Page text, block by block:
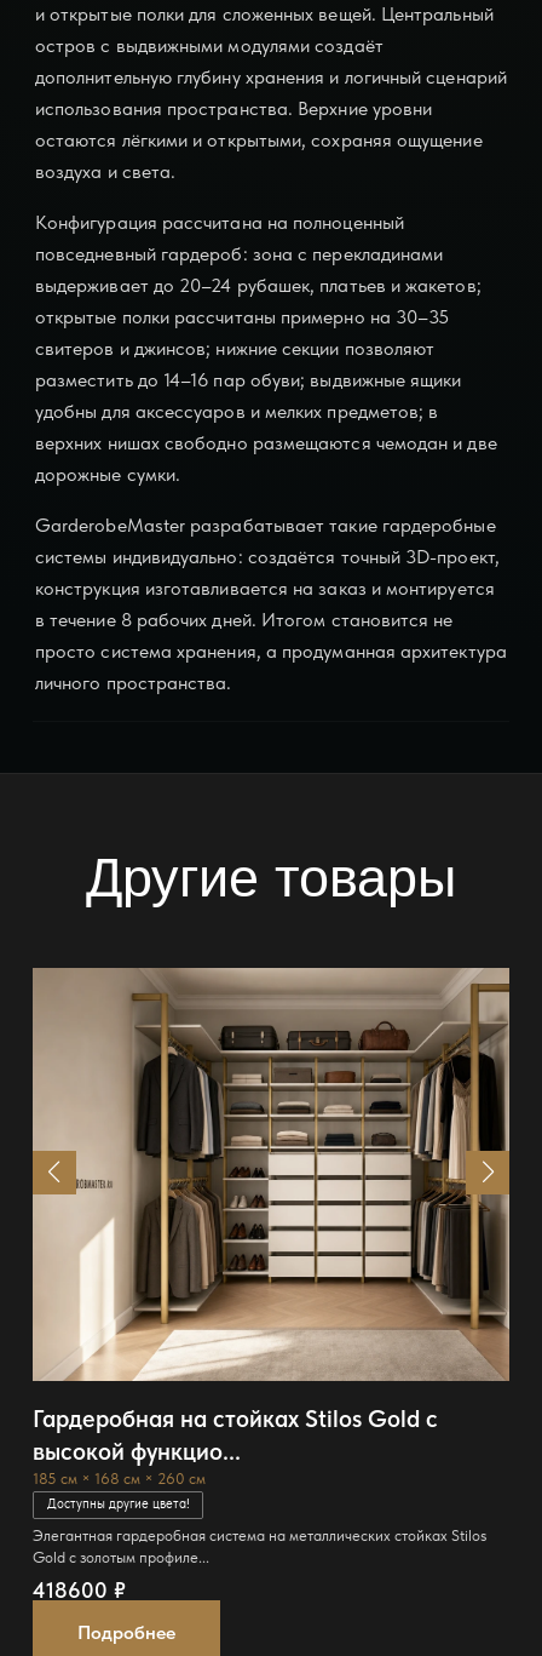
и открытые полки для сложенных вещей. Центральный
остров с выдвижными модулями создаёт
дополнительную глубину хранения и логичный сценарий
использования пространства. Верхние уровни
остаются лёгкими и открытыми, сохраняя ощущение
воздуха и света.
Конфигурация рассчитана на полноценный
повседневный гардероб: зона с перекладинами
выдерживает до 20–24 рубашек, платьев и жакетов;
открытые полки рассчитаны примерно на 30–35
свитеров и джинсов; нижние секции позволяют
разместить до 14–16 пар обуви; выдвижные ящики
удобны для аксессуаров и мелких предметов; в
верхних нишах свободно размещаются чемодан и две
дорожные сумки.
GarderobeMaster разрабатывает такие гардеробные
системы индивидуально: создаётся точный 3D-проект,
конструкция изготавливается на заказ и монтируется
в течение 8 рабочих дней. Итогом становится не
просто система хранения, а продуманная архитектура
личного пространства.
Другие товары
Гардеробная на стойках Stilos Gold с
высокой функцио...
185 см × 168 см × 260 см
Доступны другие цвета!
Элегантная гардеробная система на металлических стойках Stilos
Gold с золотым профиле...
418600 ₽
Подробнее